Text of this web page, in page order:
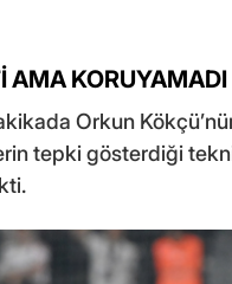
AMA KORUYAMADI
Orkun
tepki gösterdiği